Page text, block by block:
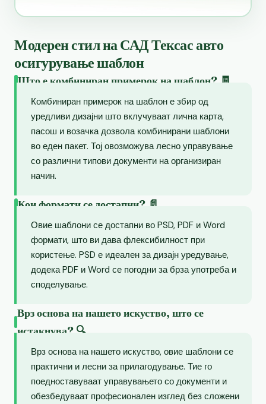
Модерен стил на САД Тексас авто
осигурување шаблон
Што е комбиниран примерок на шаблон? 🧾
Комбиниран примерок на шаблон е збир од
уредливи дизајни што вклучуваат лична карта,
пасош и возачка дозвола комбинирани шаблони
во еден пакет. Тој овозможува лесно управување
со различни типови документи на организиран
начин.
Кои формати се достапни? 📄
Овие шаблони се достапни во PSD, PDF и Word
формати, што ви дава флексибилност при
користење. PSD е идеален за дизајн уредување,
додека PDF и Word се погодни за брза употреба и
споделување.
Врз основа на нашето искуство, што се
истакнува? 🔍
Врз основа на нашето искуство, овие шаблони се
практични и лесни за прилагодување. Тие го
поедноставуваат управувањето со документи и
обезбедуваат професионален изглед без сложени